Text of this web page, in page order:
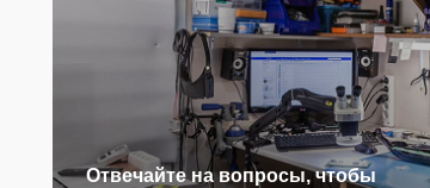
Отвечайте на вопросы, чтобы